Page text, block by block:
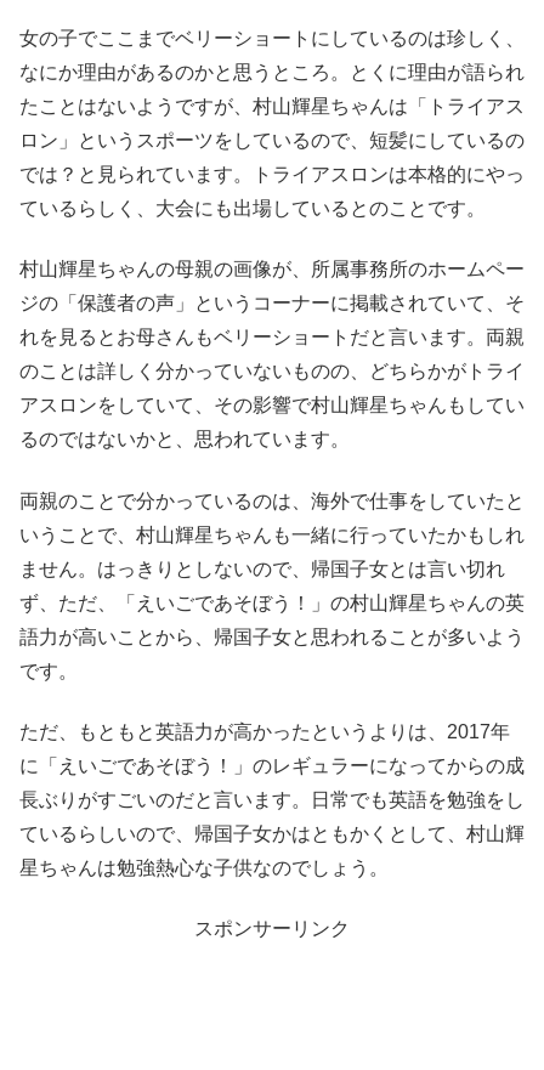
女の子でここまでベリーショートにしているのは珍しく、
なにか理由があるのかと思うところ。とくに理由が語られ
たことはないようですが、村山輝星ちゃんは「トライアス
ロン」というスポーツをしているので、短髪にしているの
では？と見られています。トライアスロンは本格的にやっ
ているらしく、大会にも出場しているとのことです。
村山輝星ちゃんの母親の画像が、所属事務所のホームペー
ジの「保護者の声」というコーナーに掲載されていて、そ
れを見るとお母さんもベリーショートだと言います。両親
のことは詳しく分かっていないものの、どちらかがトライ
アスロンをしていて、その影響で村山輝星ちゃんもしてい
るのではないかと、思われています。
両親のことで分かっているのは、海外で仕事をしていたと
いうことで、村山輝星ちゃんも一緒に行っていたかもしれ
ません。はっきりとしないので、帰国子女とは言い切れ
ず、ただ、「えいごであそぼう！」の村山輝星ちゃんの英
語力が高いことから、帰国子女と思われることが多いよう
です。
ただ、もともと英語力が高かったというよりは、2017年
に「えいごであそぼう！」のレギュラーになってからの成
長ぶりがすごいのだと言います。日常でも英語を勉強をし
ているらしいので、帰国子女かはともかくとして、村山輝
星ちゃんは勉強熱心な子供なのでしょう。
スポンサーリンク